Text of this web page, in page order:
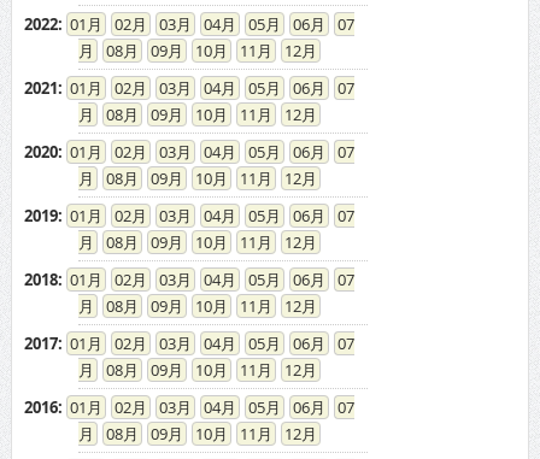
2022: 01 02 03 04 05 06
07
08
09 10 11
12
2021: 01 02 03 04 05 06
07
08
09 10 11
12
2020: 01 02 03 04 05 06
07
08
09 10 11
12
2019: 01 02 03 04 05 06
07
08
09 10 11
12
2018: 01 02 03 04 05 06
07
08
09 10 11
12
2017: 01 02 03 04 05 06
07
08
09 10 11
12
2016: 01 02 03 04 05 06
07
08
09 10 11
12